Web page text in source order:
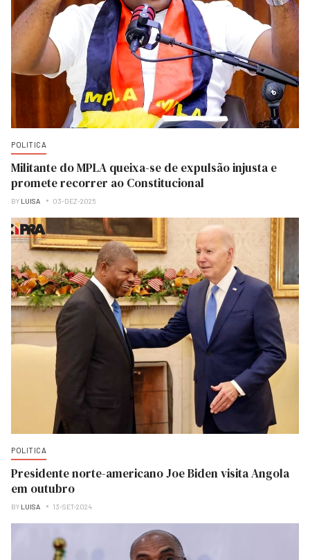
POLITICA
Militante do MPLA queixa-se de expulsão injusta e
promete recorrer ao Constitucional
BY LUISA 03-DEZ-2025
POLITICA
Presidente norte-americano Joe Biden visita Angola
em outubro
BY LUISA 13-SET-2024